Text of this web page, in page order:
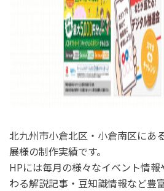
北九州市小倉北区・小倉南区にあ
展様の制作実績です。
HPには毎月の様々なイベント情
わる解説記事・豆知識情報など豊